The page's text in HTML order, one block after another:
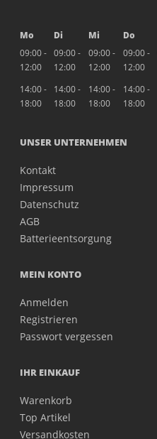
Mo Di Mi Do
09:00 -
12:00
09:00 -
12:00
09:00 -
12:00
09:00 -
12:00
14:00 -
18:00
14:00 -
18:00
14:00 -
18:00
14:00 -
18:00
UNSER UNTERNEHMEN
Kontakt
Impressum
Datenschutz
AGB
Batterieentsorgung
MEIN KONTO
Anmelden
Registrieren
Passwort vergessen
IHR EINKAUF
Warenkorb
Top Artikel
Versandkosten